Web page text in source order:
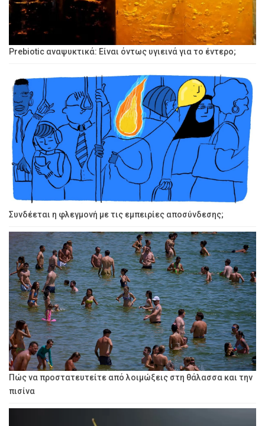
Prebiotic αναψυκτικά: Είναι όντως υγιεινά για το έντερο;
Συνδέεται η φλεγμονή με τις εμπειρίες αποσύνδεσης;
Πώς να προστατευτείτε από λοιμώξεις στη θάλασσα και την
πισίνα